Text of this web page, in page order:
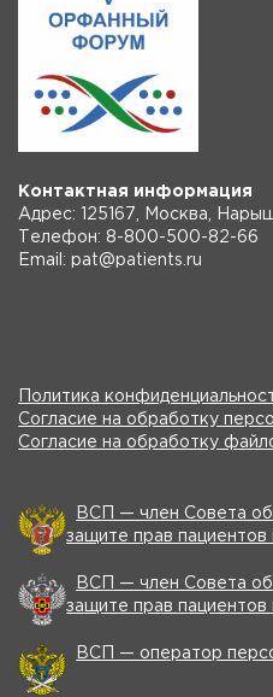
Контактная информация
Адрес: 125167, Москва,
Телефон: 8-800-500-82-66
Email: pat@patients.ru
Политика
Согласие на обработку
Согласие на обработку
ВСП — член Совета
защите прав
ВСП — член Совета
защите прав пациентов
ВСП — оператор